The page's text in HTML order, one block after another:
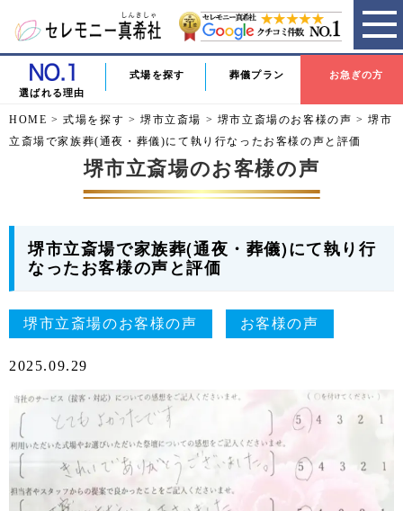
選ばれる理由
式場を探す 葬儀プラン お急ぎの方
HOME >式場を探す >堺市立斎場 > 堺市立斎場のお客様の声 >堺市
立斎場で家族葬(通夜・葬儀)にて執り行なったお客様の声と評価
堺市立斎場のお客様の声
堺市立斎場で家族葬(通夜・葬儀)にて執り行
なったお客様の声と評価
堺市立斎場のお客様の声 お客様の声
2025.09.29